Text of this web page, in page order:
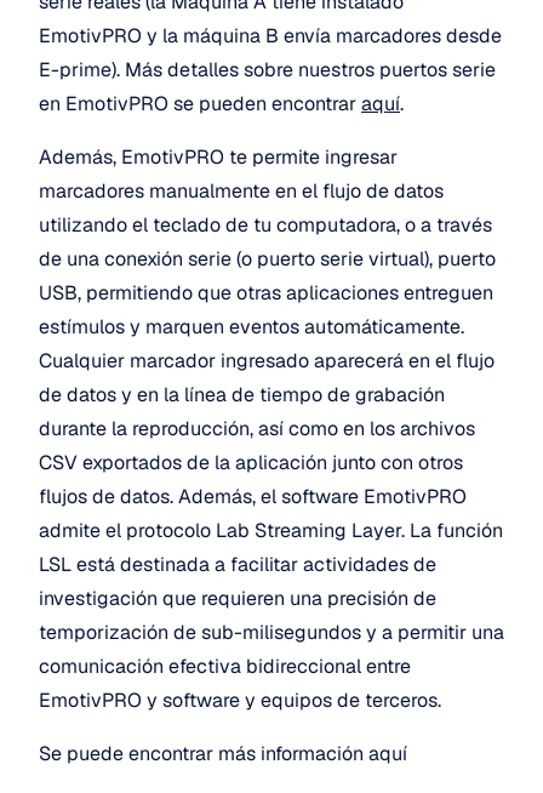
EmotivPRO y la máquina B envía marcadores desde
E-prime). Más detalles sobre nuestros puertos serie
en EmotivPRO se pueden encontrar aquí.
Además, EmotivPRO te permite ingresar
marcadores manualmente en el flujo de datos
utilizando el teclado de tu computadora, o a través
de una conexión serie (o puerto serie virtual), puerto
USB, permitiendo que otras aplicaciones entreguen
estímulos y marquen eventos automáticamente.
Cualquier marcador ingresado aparecerá en el flujo
de datos y en la línea de tiempo de grabación
durante la reproducción, así como en los archivos
CSV exportados de la aplicación junto con otros
flujos de datos. Además, el software EmotivPRO
admite el protocolo Lab Streaming Layer. La función
LSL está destinada a facilitar actividades de
investigación que requieren una precisión de
temporización de sub-milisegundos y a permitir una
comunicación efectiva bidireccional entre
EmotivPRO y software y equipos de terceros.
Se puede encontrar más información aquí